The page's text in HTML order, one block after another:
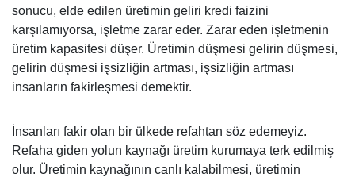
sonucu, elde edilen üretimin geliri kredi faizini
karşılamıyorsa, işletme zarar eder. Zarar eden işletmenin
üretim kapasitesi düşer. Üretimin düşmesi gelirin düşmesi,
gelirin düşmesi işsizliğin artması, işsizliğin artması
insanların fakirleşmesi demektir.
İnsanları fakir olan bir ülkede refahtan söz edemeyiz.
Refaha giden yolun kaynağı üretim kurumaya terk edilmiş
olur. Üretimin kaynağının canlı kalabilmesi, üretimin